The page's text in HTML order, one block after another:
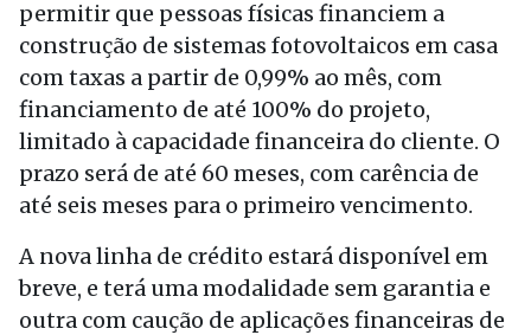
permitir que pessoas físicas financiem a
construção de sistemas fotovoltaicos em casa
com taxas a partir de 0,99% ao mês, com
financiamento de até 100% do projeto,
limitado à capacidade financeira do cliente. O
prazo será de até 60 meses, com carência de
até seis meses para o primeiro vencimento.
A nova linha de crédito estará disponível em
breve, e terá uma modalidade sem garantia e
outra com caução de aplicações financeiras de